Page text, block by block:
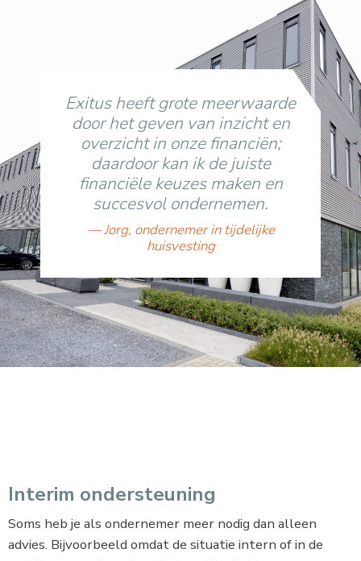
Exitus heeft grote meerwaarde
door het geven van inzicht en
overzicht in onze financiën;
daardoor kan ik de juiste
financiële keuzes maken en
succesvol ondernemen.
Jorg, ondernemer in tijdelijke
huisvesting
Interim ondersteuning
Soms heb je als ondernemer meer nodig dan alleen
advies. Bijvoorbeeld omdat de situatie intern of in de